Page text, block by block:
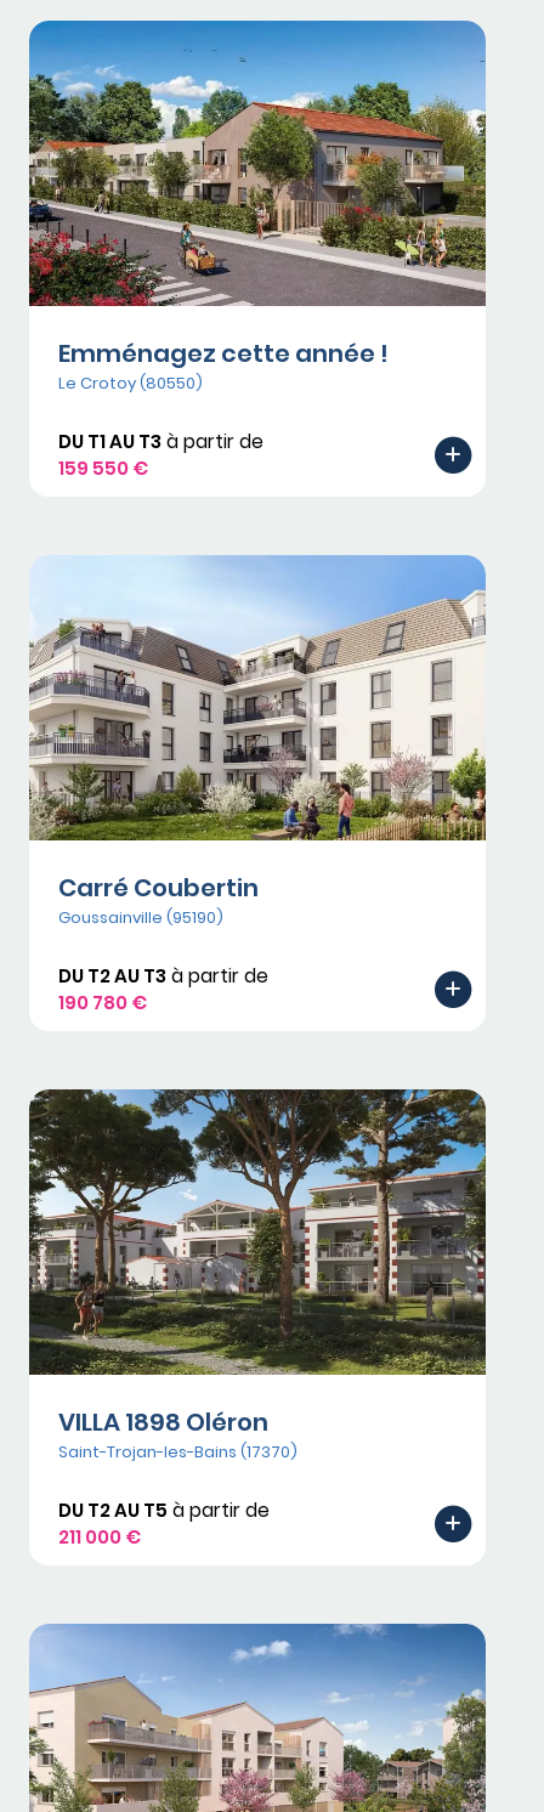
Emménagez cette année !
Le Crotoy (80550)
DU T1 AU T3à partir de
159 550 €
Carré Coubertin
Goussainville (95190)
DU T2 AU T3à partir de
190 780 €
VILLA 1898 Oléron
Saint-Trojan-les-Bains (17370)
DU T2 AU T5 à partir de
211 000 €